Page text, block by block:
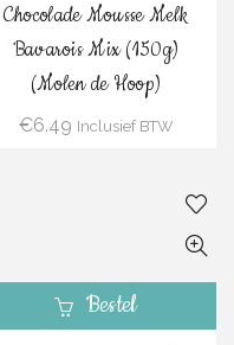
Chocolade Mousse Melk
Bavarois Mix (150g)
(Molen de Hoop)
€6.49 Inclusief BTW
Bestel